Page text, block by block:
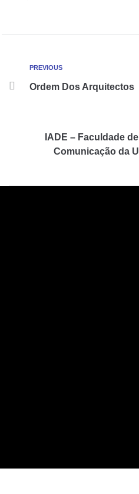
PREVIOUS
Ordem Dos Arquitectos
IADE – Faculdade
Comunicação da